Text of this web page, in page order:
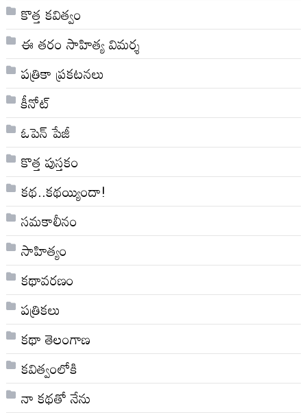
కొత్త కవిత్వం
ఈ తరం సాహిత్య విమర్శ
పత్రికా ప్రకటనలు
కీనోట్
ఓపెన్ పేజీ
కొత్త పుస్తకం
కథ..కథయ్యిందా!
సమకాలీనం
సాహిత్యం
కథావరణం
పత్రికలు
కథా తెలంగాణ
కవిత్వంలోకి
నా క‌థ‌తో నేను